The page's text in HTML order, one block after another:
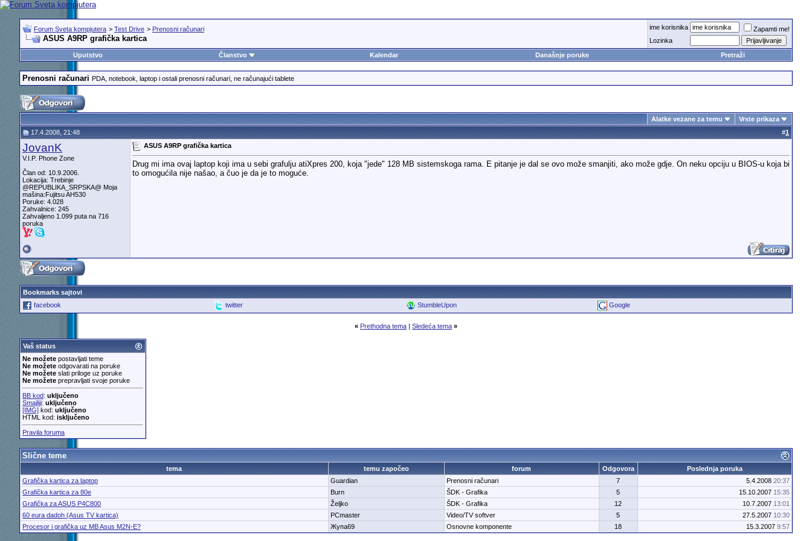
Forum Sveta kompjutera > Test Drive > Prenosni računari
ASUS A9RP grafička kartica
ime korisnika
Zapamti me!
Lozinka
Uputstvo
Članstvo Kalendar Današnje poruke Pretraži
Prenosni računari PDA, notebook, laptop i ostali prenosni računari, ne računajući tablete
Alatke vezane za temu
Vrste prikaza
17.4.2008, 21:48
#1
JovanK
V.I.P. Phone Zone
Član od: 10.9.2006.
Lokacija: Trebinje
@REPUBLIKA_SRPSKA@ Moja
mašina:Fujitsu AH530
Poruke: 4.028
Zahvalnice: 245
Zahvaljeno 1.099 puta na 716
poruka
ASUS A9RP grafička kartica
Drug mi ima ovaj laptop koji ima u sebi grafulju atiXpres 200, koja "jede" 128 MB sistemskoga rama. E pitanje je dal se ovo može smanjiti, ako može gdje. On neku opciju u BIOS-u koja bi
to omogućila nije našao, a čuo je da je to moguće.
Bookmarks sajtovi
facebook
twitter StumbleUpon Google
« Prethodna tema| Sledeća tema »
Vaš status
Ne možetepostavljati teme
Ne možeteodgovarati na poruke
Ne možeteslati priloge uz poruke
Ne možeteprepravljati svoje poruke
BB kod: uključeno
Smajliji: uključeno
[IMG]kod: uključeno
HTML kod: isključeno
Pravila foruma
Slične teme
tema temu započeo forum Odgovora
Poslednja poruka
Grafička kartica za laptop
Guardian Prenosni računari 7 5.4.2008 20:37
Grafička kartica za 80e
Burn ŠDK - Grafika 5 15.10.2007 15:35
Grafička za ASUS P4C800
Željko ŠDK - Grafika 12 10.7.2007 13:01
60 eura dadoh (Asus TV kartica)
PCmaster Video/TV softver 5 27.5.2007 10:30
Procesor i grafička uz MB Asus M2N-E?
Жупа69 Osnovne komponente 18 15.3.2007 9:57